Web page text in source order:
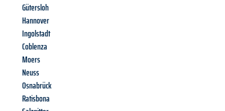
Gütersloh
Hannover
Ingolstadt
Coblenza
Moers
Neuss
Osnabrück
Ratisbona